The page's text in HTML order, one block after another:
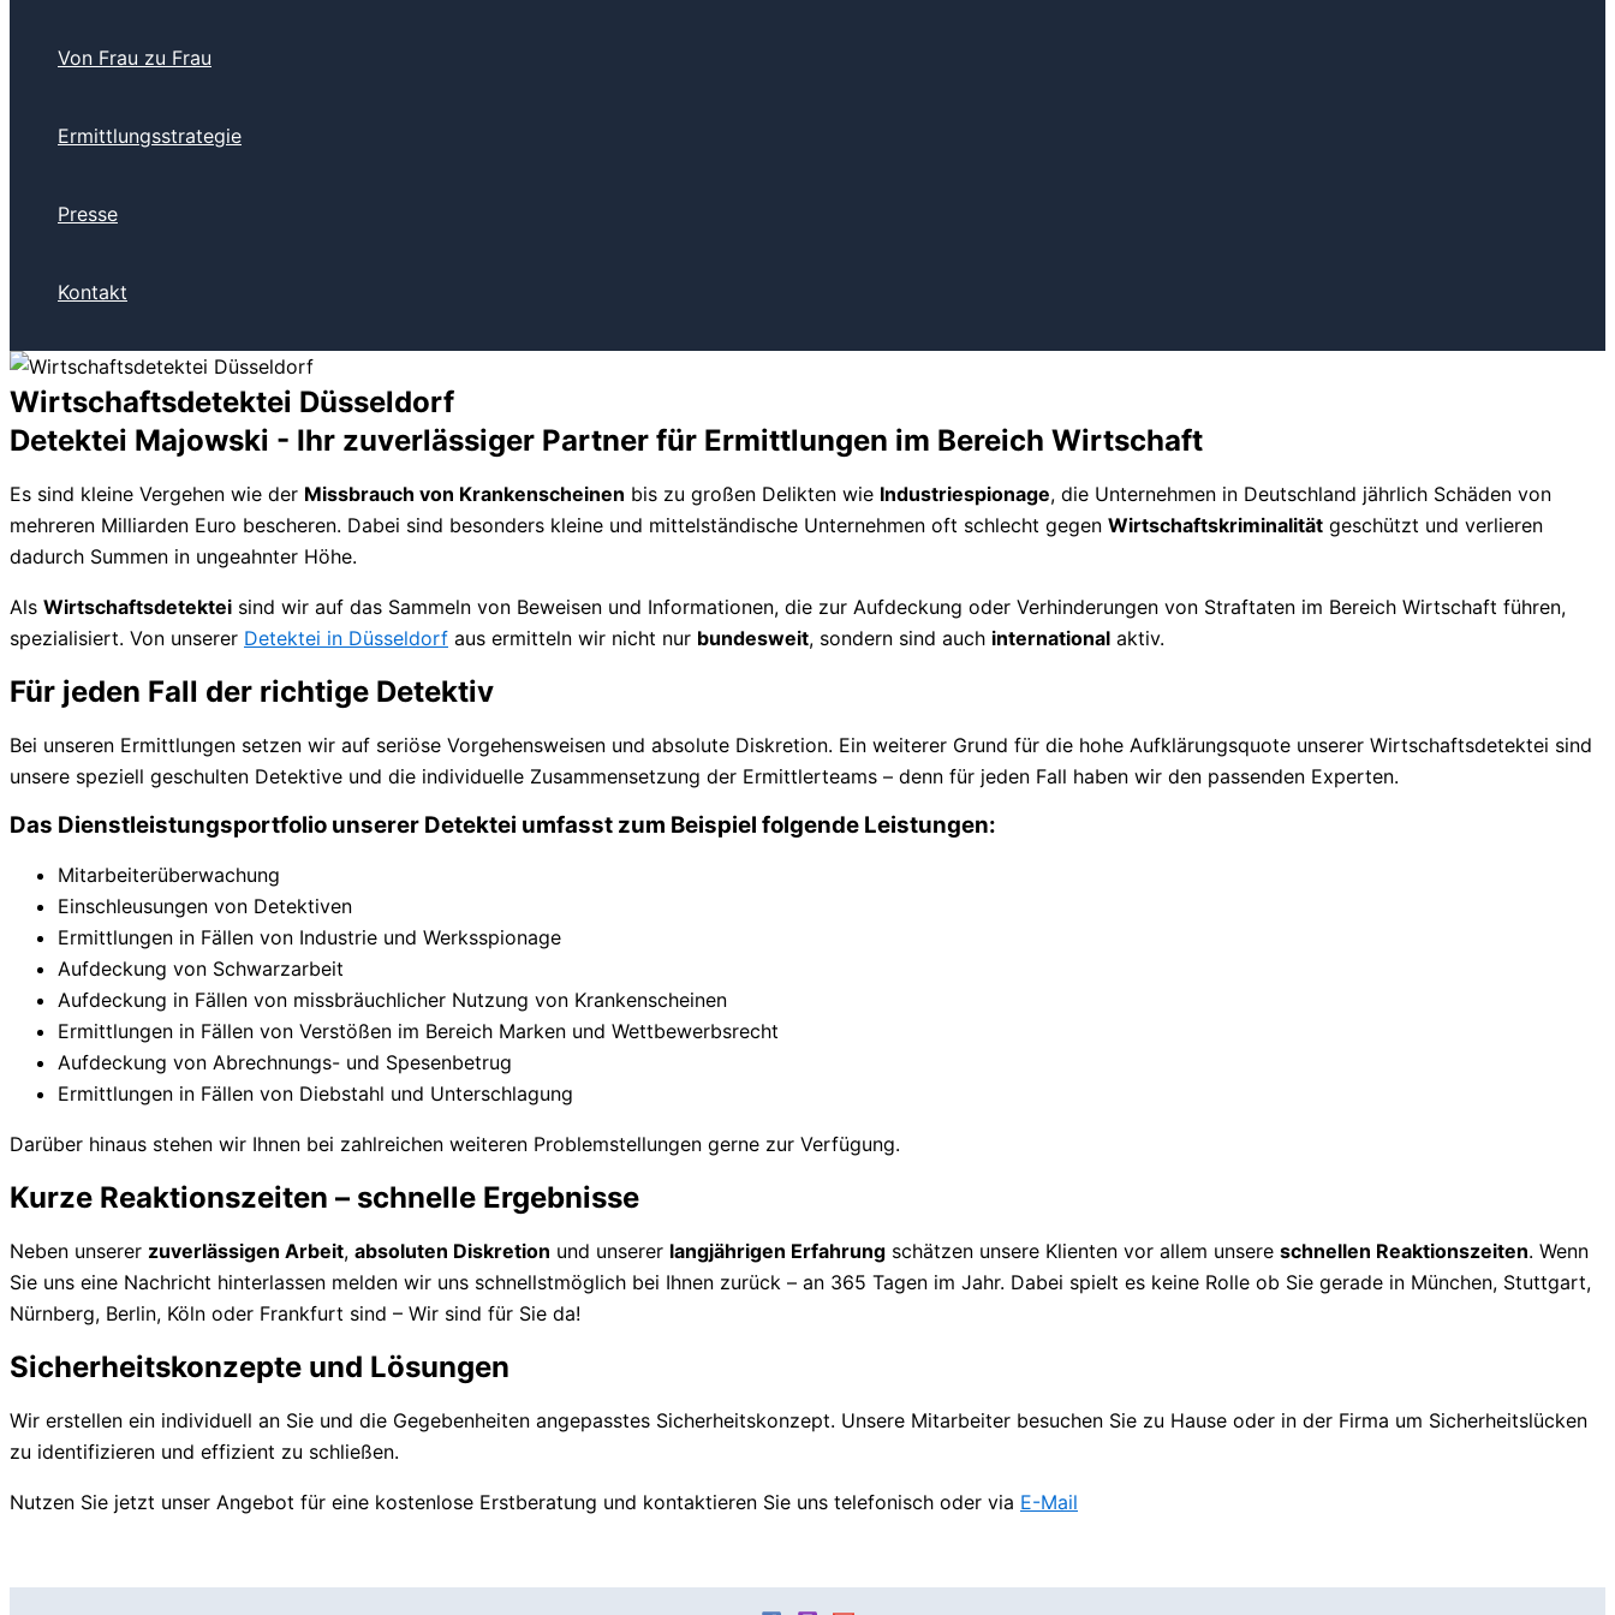
Von Frau zu Frau
Ermittlungsstrategie
Presse
Kontakt
Wirtschaftsdetektei Düsseldorf
Detektei Majowski - Ihr zuverlässiger Partner für Ermittlungen im Bereich Wirtschaft
Es sind kleine Vergehen wie der Missbrauch von Krankenscheinen bis zu großen Delikten wie Industriespionage, die Unternehmen in Deutschland jährlich Schäden von
mehreren Milliarden Euro bescheren. Dabei sind besonders kleine und mittelständische Unternehmen oft schlecht gegen Wirtschaftskriminalität geschützt und verlieren
dadurch Summen in ungeahnter Höhe.
Als Wirtschaftsdetektei sind wir auf das Sammeln von Beweisen und Informationen, die zur Aufdeckung oder Verhinderungen von Straftaten im Bereich Wirtschaft führen,
spezialisiert. Von unserer Detektei in Düsseldorf aus ermitteln wir nicht nur bundesweit, sondern sind auch international aktiv.
Für jeden Fall der richtige Detektiv
Bei unseren Ermittlungen setzen wir auf seriöse Vorgehensweisen und absolute Diskretion. Ein weiterer Grund für die hohe Aufklärungsquote unserer Wirtschaftsdetektei sind
unsere speziell geschulten Detektive und die individuelle Zusammensetzung der Ermittlerteams – denn für jeden Fall haben wir den passenden Experten.
Das Dienstleistungsportfolio unserer Detektei umfasst zum Beispiel folgende Leistungen:
Mitarbeiterüberwachung
Einschleusungen von Detektiven
Ermittlungen in Fällen von Industrie und Werksspionage
Aufdeckung von Schwarzarbeit
Aufdeckung in Fällen von missbräuchlicher Nutzung von Krankenscheinen
Ermittlungen in Fällen von Verstößen im Bereich Marken und Wettbewerbsrecht
Aufdeckung von Abrechnungs- und Spesenbetrug
Ermittlungen in Fällen von Diebstahl und Unterschlagung
Darüber hinaus stehen wir Ihnen bei zahlreichen weiteren Problemstellungen gerne zur Verfügung.
Kurze Reaktionszeiten – schnelle Ergebnisse
Neben unserer zuverlässigen Arbeit, absoluten Diskretion und unserer langjährigen Erfahrung schätzen unsere Klienten vor allem unsere schnellen Reaktionszeiten. Wenn
Sie uns eine Nachricht hinterlassen melden wir uns schnellstmöglich bei Ihnen zurück – an 365 Tagen im Jahr. Dabei spielt es keine Rolle ob Sie gerade in München, Stuttgart,
Nürnberg, Berlin, Köln oder Frankfurt sind – Wir sind für Sie da!
Sicherheitskonzepte und Lösungen
Wir erstellen ein individuell an Sie und die Gegebenheiten angepasstes Sicherheitskonzept. Unsere Mitarbeiter besuchen Sie zu Hause oder in der Firma um Sicherheitslücken
zu identifizieren und effizient zu schließen.
Nutzen Sie jetzt unser Angebot für eine kostenlose Erstberatung und kontaktieren Sie uns telefonisch oder via E-Mail